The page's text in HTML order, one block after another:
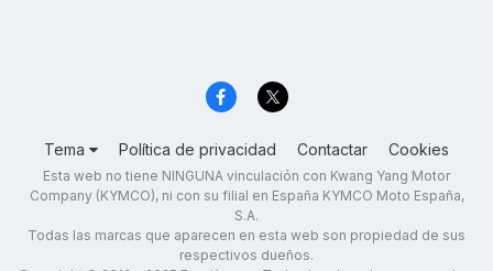
Tema Política de privacidad Contactar Cookies
Esta web no tiene NINGUNA vinculación con Kwang Yang Motor
Company (KYMCO), ni con su filial en España KYMCO Moto España,
S.A.
Todas las marcas que aparecen en esta web son propiedad de sus
respectivos dueños.